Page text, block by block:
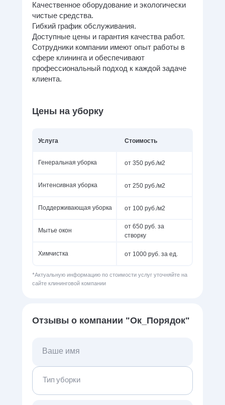
Качественное оборудование и экологически
чистые средства.
Гибкий график обслуживания.
Доступные цены и гарантия качества работ.
Сотрудники компании имеют опыт работы в
сфере клининга и обеспечивают
профессиональный подход к каждой задаче
клиента.
Цены на уборку
Услуга Стоимость
Генеральная уборка от 350 руб./м2
Интенсивная уборка от 250 руб./м2
Поддерживающая уборка от 100 руб./м2
Мытье окон
от 650 руб. за
створку
Химчистка от 1000 руб. за ед.
*Актуальную информацию по стоимости услуг уточняйте на
сайте клининговой компании
Отзывы о компании "Ок_Порядок"
Тип уборки